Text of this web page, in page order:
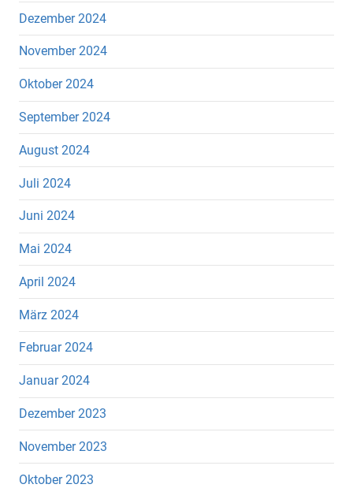
Dezember 2024
November 2024
Oktober 2024
September 2024
August 2024
Juli 2024
Juni 2024
Mai 2024
April 2024
März 2024
Februar 2024
Januar 2024
Dezember 2023
November 2023
Oktober 2023